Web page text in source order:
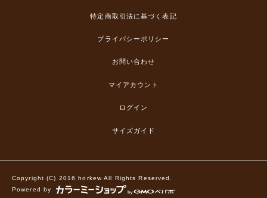
特定商取引法に基づく表記
プライバシーポリシー
お問い合わせ
マイアカウント
ログイン
サイズガイド
Copyright (C) 2016 horkew All Rights Reserved.
Powered by